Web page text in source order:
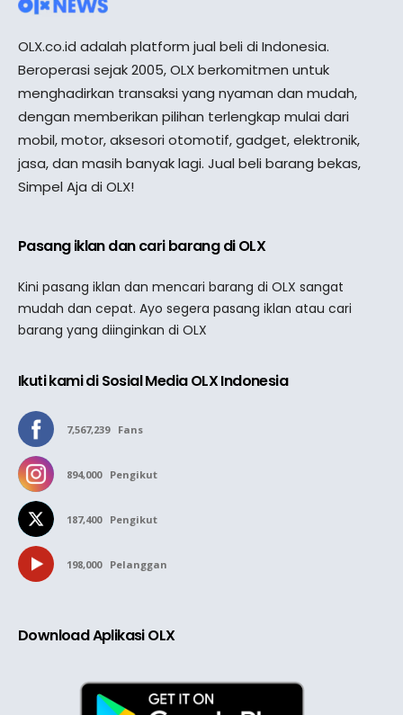
OLX.co.id adalah platform jual beli di Indonesia.
Beroperasi sejak 2005, OLX berkomitmen untuk
menghadirkan transaksi yang nyaman dan mudah,
dengan memberikan pilihan terlengkap mulai dari
mobil, motor, aksesori otomotif, gadget, elektronik,
jasa, dan masih banyak lagi. Jual beli barang bekas,
Simpel Aja di OLX!
Pasang iklan dan cari barang di OLX
Kini pasang iklan dan mencari barang di OLX sangat
mudah dan cepat. Ayo segera pasang iklan atau cari
barang yang diinginkan di OLX
Ikuti kami di Sosial Media OLX Indonesia
7,567,239 Fans
894,000 Pengikut
187,400 Pengikut
198,000 Pelanggan
Download Aplikasi OLX